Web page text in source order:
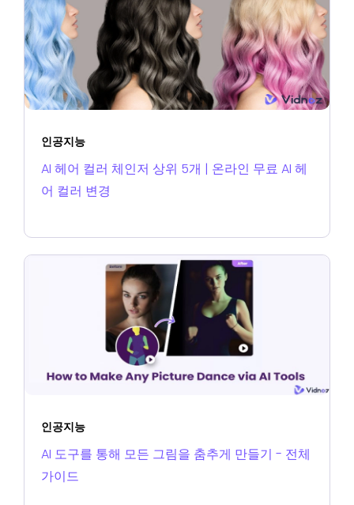
인공지능
AI 헤어 컬러 체인저 상위 5개 | 온라인 무료 AI 헤
어 컬러 변경
인공지능
AI 도구를 통해 모든 그림을 춤추게 만들기 - 전체
가이드